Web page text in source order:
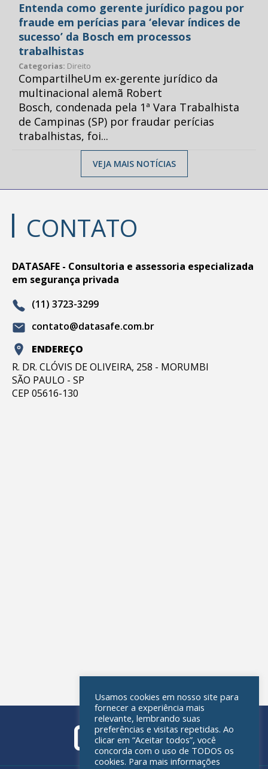
Entenda como gerente jurídico pagou por
fraude em perícias para ‘elevar índices de
sucesso’ da Bosch em processos
trabalhistas
Categorias: Direito
CompartilheUm ex-gerente jurídico da
multinacional alemã Robert
Bosch, condenada pela 1ª Vara Trabalhista
de Campinas (SP) por fraudar perícias
trabalhistas, foi...
VEJA MAIS NOTÍCIAS
CONTATO
DATASAFE - Consultoria e assessoria especializada
em segurança privada
(11) 3723-3299
contato@datasafe.com.br
ENDEREÇO
R. DR. CLÓVIS DE OLIVEIRA, 258 - MORUMBI
SÃO PAULO - SP
CEP 05616-130
Usamos cookies em nosso site para
fornecer a experiência mais
relevante, lembrando suas
preferências e visitas repetidas. Ao
clicar em “Aceitar todos”, você
concorda com o uso de TODOS os
cookies. Para mais informações